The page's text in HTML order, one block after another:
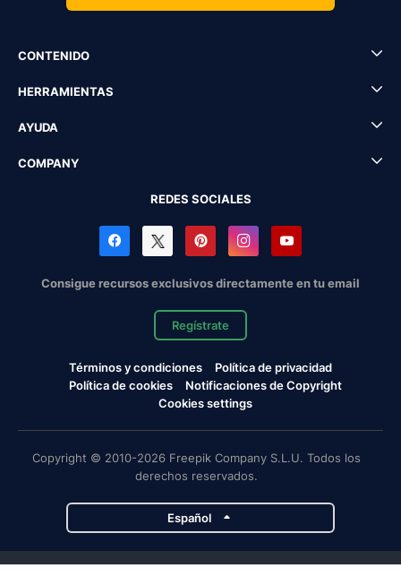
CONTENIDO
HERRAMIENTAS
AYUDA
COMPANY
REDES SOCIALES
Consigue recursos exclusivos directamente en tu email
Regístrate
Términos y condiciones
Política de privacidad
Política de cookies
Notificaciones de Copyright
Cookies settings
Copyright © 2010-2026 Freepik Company S.L.U. Todos los
derechos reservados.
Español